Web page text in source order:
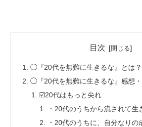
目次
◯『20代を無難に生きるな』とは？
◯『20代を無難に生きるな』感想
☑️20代はもっと尖れ
・20代のうちから流されて生
・20代のうちに、自分なりの